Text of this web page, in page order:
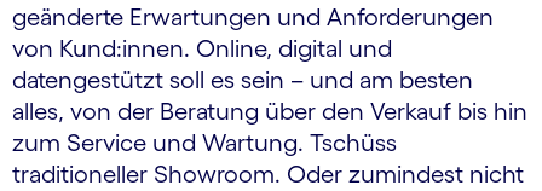
geänderte Erwartungen und Anforderungen
von Kund:innen. Online, digital und
datengestützt soll es sein – und am besten
alles, von der Beratung über den Verkauf bis hin
zum Service und Wartung. Tschüss
traditioneller Showroom. Oder zumindest nicht